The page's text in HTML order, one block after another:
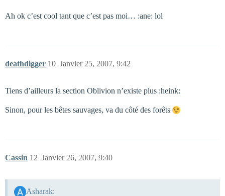
Ah ok c’est cool tant que c’est pas moi… :ane: lol
deathdigger Janvier 25, 2007, 9:42
10
Tiens d’ailleurs la section Oblivion n’existe plus :heink:
Sinon, pour les bêtes sauvages, va du côté des forêts
Cassin Janvier 26, 2007, 9:40
12
Asharak: